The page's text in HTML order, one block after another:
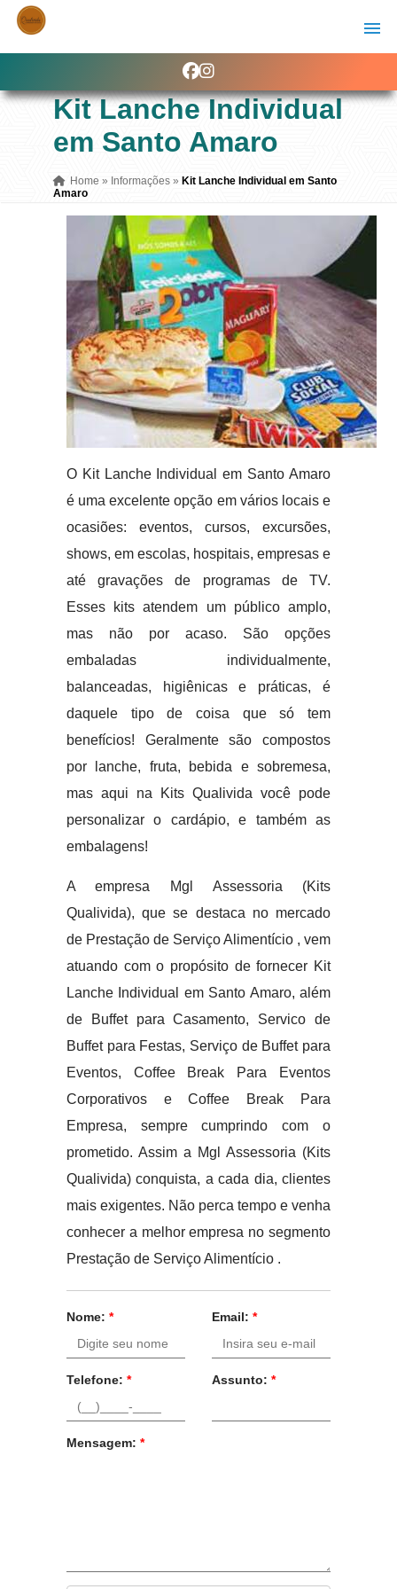
Kit Lanche Individual
em Santo Amaro
Home » Informações » Kit Lanche Individual em Santo
Amaro
O Kit Lanche Individual em Santo Amaro
é uma excelente opção em vários locais e
ocasiões: eventos, cursos, excursões,
shows, em escolas, hospitais, empresas e
até gravações de programas de TV.
Esses kits atendem um público amplo,
mas não por acaso. São opções
embaladas individualmente,
balanceadas, higiênicas e práticas, é
daquele tipo de coisa que só tem
benefícios! Geralmente são compostos
por lanche, fruta, bebida e sobremesa,
mas aqui na Kits Qualivida você pode
personalizar o cardápio, e também as
embalagens!
A empresa Mgl Assessoria (Kits
Qualivida), que se destaca no mercado
de Prestação de Serviço Alimentício , vem
atuando com o propósito de fornecer Kit
Lanche Individual em Santo Amaro, além
de Buffet para Casamento, Servico de
Buffet para Festas, Serviço de Buffet para
Eventos, Coffee Break Para Eventos
Corporativos e Coffee Break Para
Empresa, sempre cumprindo com o
prometido. Assim a Mgl Assessoria (Kits
Qualivida) conquista, a cada dia, clientes
mais exigentes. Não perca tempo e venha
conhecer a melhor empresa no segmento
Prestação de Serviço Alimentício .
Nome: * Email: *
Telefone: * Assunto: *
Mensagem: *